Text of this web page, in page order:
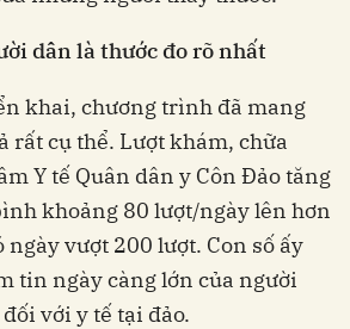
dân là thước đo rõ nhất
khai, chương trình đã mang
rất cụ thể. Lượt khám, chữa
Y tế Quân dân y Côn Đảo tăng
khoảng 80 lượt/ngày lên hơn
ngày vượt 200 lượt. Con số ấy
tin ngày càng lớn của người
với y tế tại đảo.